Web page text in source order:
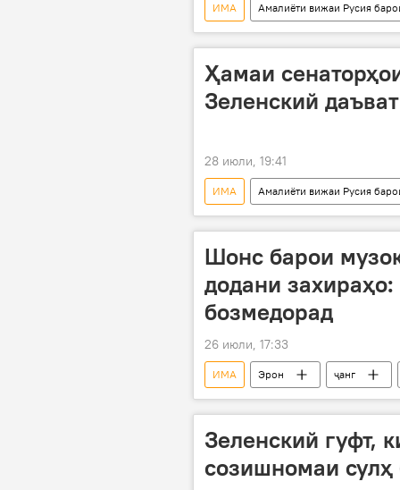
ИМА Амалиёти вижаи Русия
амалиёти вижа
Русия
Ҳамаи
Зеленский
28 июли, 19:41
ИМА Амалиёти вижаи Русия
амалиёти вижа
Владимир
Шонс барои
додани
бозмедорад
26 июли, 17:33
ИМА Эрон ҷанг
Зеленский гуфт,
созишномаи